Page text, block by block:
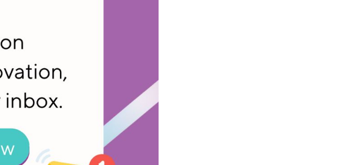
Bali, dr. Komang Arya, dan
Head of Brand,
dan Digitalisasi Kesehatan
pergeseran paradigma